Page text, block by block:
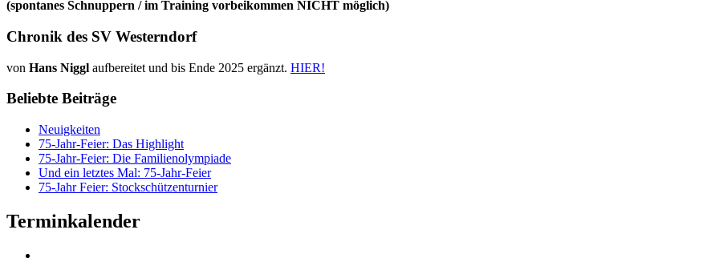
(spontanes Schnuppern / im Training vorbeikommen NICHT möglich)
Chronik des SV Westerndorf
von Hans Niggl aufbereitet und bis Ende 2025 ergänzt. HIER!
Beliebte Beiträge
Neuigkeiten
75-Jahr-Feier: Das Highlight
75-Jahr-Feier: Die Familienolympiade
Und ein letztes Mal: 75-Jahr-Feier
75-Jahr Feier: Stockschützenturnier
Terminkalender